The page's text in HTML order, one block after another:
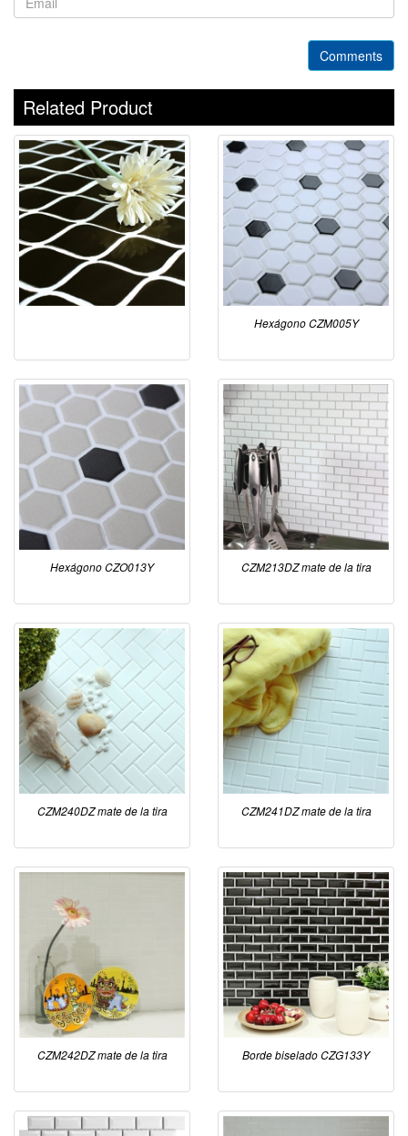
Comments
Related Product
Hexágono CZM005Y
Hexágono CZO013Y CZM213DZ mate de la tira
CZM240DZ mate de la tira CZM241DZ mate de la tira
CZM242DZ mate de la tira Borde biselado CZG133Y